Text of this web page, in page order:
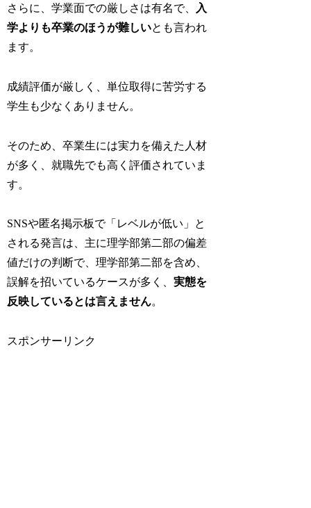
さらに、学業面での厳しさは有名で、
入
学よりも卒業のほうが難しいとも言われ
ます。
成績評価が厳しく、単位取得に苦労する
学生も少なくありません。
そのため、卒業生には実力を備えた人材
が多く、就職先でも高く評価されていま
す。
SNSや匿名掲示板で「レベルが低い」と
される発言は、主に理学部第二部の偏差
値だけの判断で、理学部第二部を含め、
誤解を招いているケースが多く、実態を
反映しているとは言えません。
スポンサーリンク